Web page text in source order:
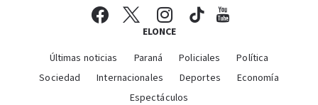
ELONCE
Últimas noticias Paraná Policiales
Política
Sociedad
Internacionales Deportes
Economía
Espectáculos